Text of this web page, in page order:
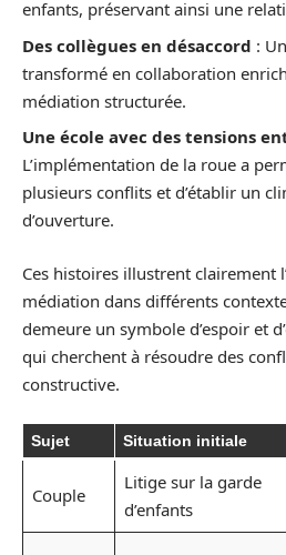
enfants, préservant ainsi une
Des collègues en désaccord :
transformé en collaboration
médiation structurée.
Une école avec des tensions
L’implémentation de la roue a
plusieurs conflits et d’établir un
d’ouverture.
Ces histoires illustrent clairement
médiation dans différents
demeure un symbole d’espoir et
qui cherchent à résoudre des
constructive.
Sujet Situation initiale
Couple
Litige sur la garde
d’enfants